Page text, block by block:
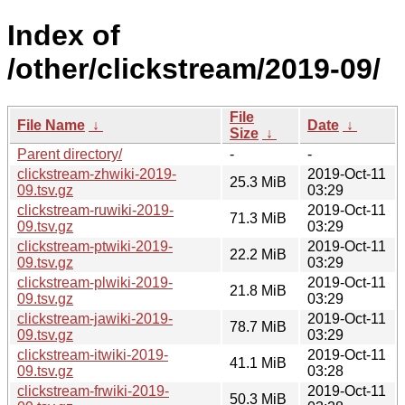
Index of
/other/clickstream/2019-09/
File Name ↓
File
Size ↓
Date ↓
Parent directory/
-
-
clickstream-zhwiki-2019-
09.tsv.gz
25.3 MiB
2019-Oct-11
03:29
clickstream-ruwiki-2019-
09.tsv.gz
71.3 MiB
2019-Oct-11
03:29
clickstream-ptwiki-2019-
09.tsv.gz
22.2 MiB
2019-Oct-11
03:29
clickstream-plwiki-2019-
09.tsv.gz
21.8 MiB
2019-Oct-11
03:29
clickstream-jawiki-2019-
09.tsv.gz
78.7 MiB
2019-Oct-11
03:29
clickstream-itwiki-2019-
09.tsv.gz
41.1 MiB
2019-Oct-11
03:28
clickstream-frwiki-2019-
50.3 MiB
2019-Oct-11